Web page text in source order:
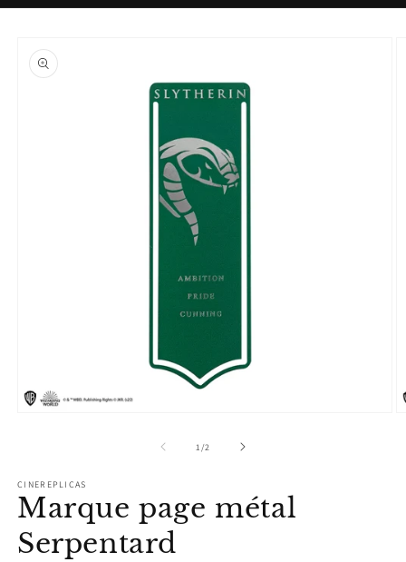
informations
produits
une
fenêtre
modale
1/de2
CINEREPLICAS
Marque page métal
Serpentard